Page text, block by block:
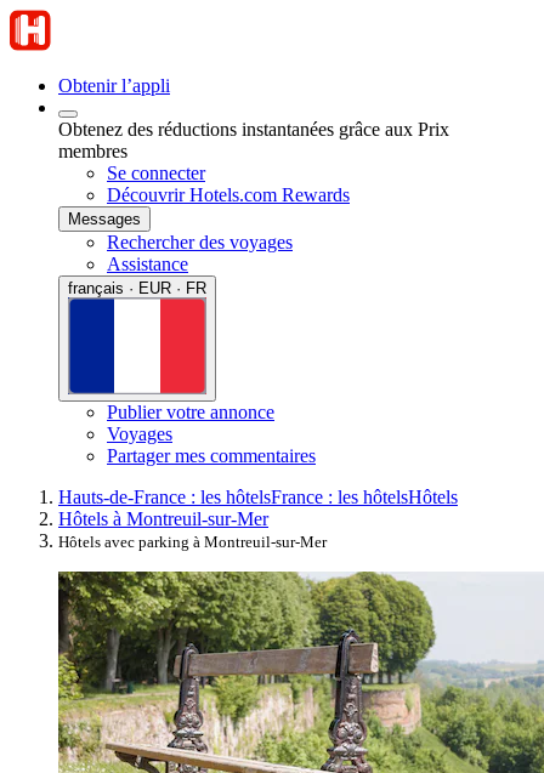
Obtenir l’appli
Obtenez des réductions instantanées grâce aux Prix
membres
Se connecter
Découvrir Hotels.com Rewards
Messages
Rechercher des voyages
Assistance
français · EUR · FR
Publier votre annonce
Voyages
Partager mes commentaires
Hauts-de-France : les hôtelsFrance : les hôtelsHôtels
Hôtels à Montreuil-sur-Mer
Hôtels avec parking à Montreuil-sur-Mer